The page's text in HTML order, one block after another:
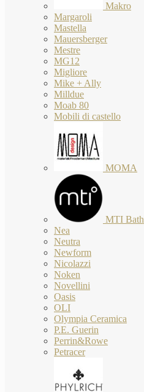
Makro
Margaroli
Mastella
Mauersberger
Mestre
MG12
Migliore
Mike + Ally
Milldue
Moab 80
Mobili di castello
MOMA
MTI Bath
Nea
Neutra
Newform
Nicolazzi
Noken
Novellini
Oasis
OLI
Olympia Ceramica
P.E. Guerin
Perrin&Rowe
Petracer